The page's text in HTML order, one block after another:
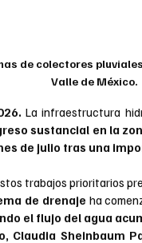
de colectores
Valle de México.
La infraestructura
sustancial en la
de julio tras una
trabajos prioritarios
de drenaje ha
el flujo del agua
Claudia Sheinbaum